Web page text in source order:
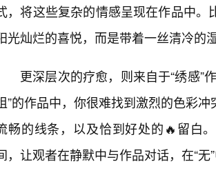
，将这些复杂的情感呈现在作品中
光灿烂的喜悦，而是带着一丝清冷的
更深层次的疗愈，则来自于“绣感”
”的作品中，你很难找到激烈的色彩
畅的线条，以及恰到好处的🔥留白
，让观者在静默中与作品对话，在“无